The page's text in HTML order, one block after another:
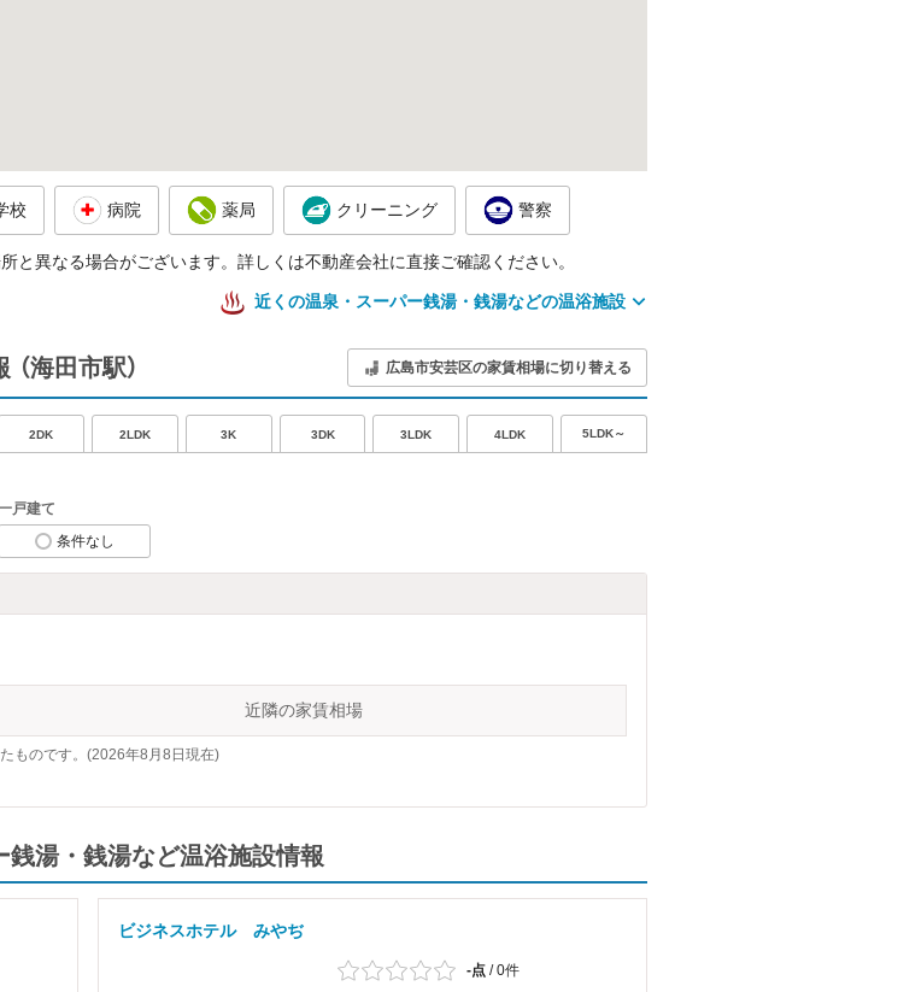
校 病院 薬局 クリーニング 警察
と異なる場合がございます。詳しくは不動産会社に直接ご確認ください。
近くの温泉・スーパー銭湯・銭湯などの温浴施設
（海田市駅） 広島市安芸区の家賃相場に切り替える
2DK 2LDK 3K 3DK 3LDK 4LDK 5LDK～
戸建て
条件なし
近隣の家賃相場
ものです。(2026年8月8日現在)
湯・銭湯など温浴施設情報
ビジネスホテル みやぢ
-点 /0件